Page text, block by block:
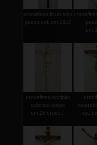
crocefisso in un solo
pezzo col. cm.16x7
crocefisso scolpito
colorato corpo
cm.25 croce...
nat.